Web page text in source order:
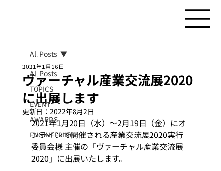
All Posts
TOPICS
EVENT
AWARDS
ENGINEERING
All Posts
ヴァーチャル産業交流展2020
に出展します
2021年1月16日
更新日： 2022年8月2日
2021年1月20日（水）～2月19日（金）にオ
ンラインで開催される産業交流展2020実行
委員会様 主催の「ヴァーチャル産業交流展
2020」に出展いたします。